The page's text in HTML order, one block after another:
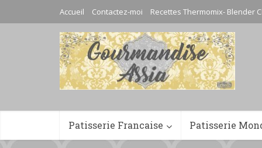
Accueil Contactez-moi Recettes Thermomix- Blender
Patisserie Francaise Patisserie